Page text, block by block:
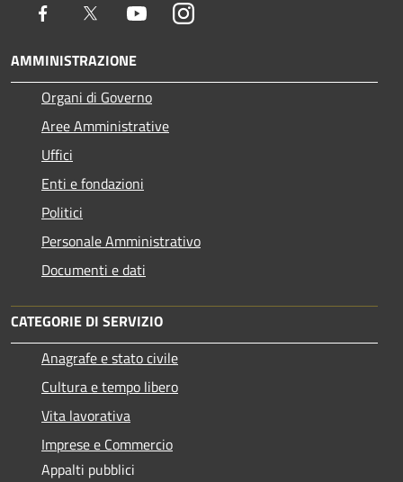
Facebook Twitter YoutubeInstagram
AMMINISTRAZIONE
Organi di Governo
Aree Amministrative
Uffici
Enti e fondazioni
Politici
Personale Amministrativo
Documenti e dati
CATEGORIE DI SERVIZIO
Anagrafe e stato civile
Cultura e tempo libero
Vita lavorativa
Imprese e Commercio
Appalti pubblici